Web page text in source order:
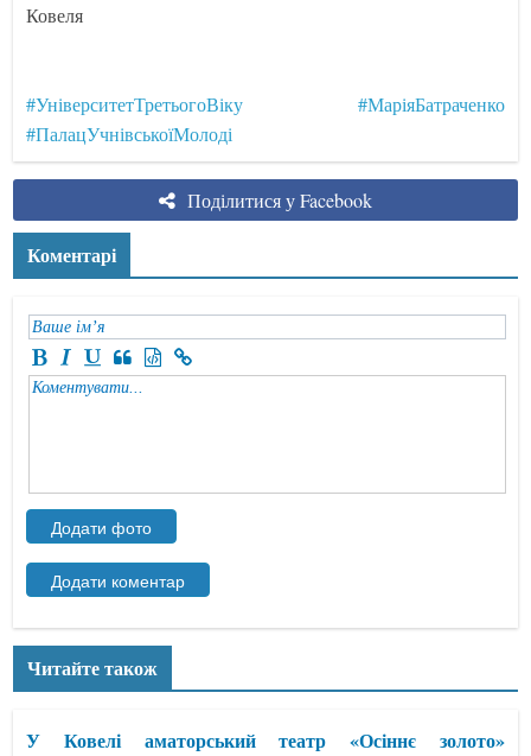
Ковеля
#УніверситетТретьогоВіку
#МаріяБатраченко
#ПалацУчнівськоїМолоді
Поділитися у Facebook
Коментарі
Читайте також
У Ковелі аматорський театр «Осіннє золото»